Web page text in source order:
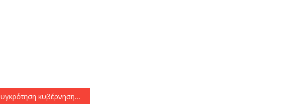
Συγκρότηση κυβέρνησης που θα περιλαμβάνει όλα τα τμήματα της συριακής κοινωνίας